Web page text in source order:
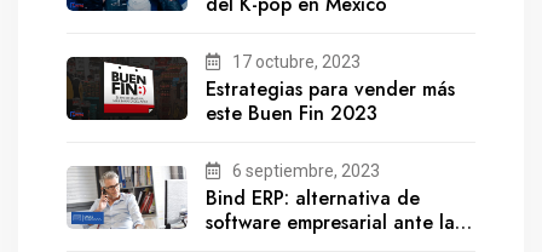
17 octubre, 2023
Estrategias para vender más
este Buen Fin 2023
6 septiembre, 2023
Bind ERP: alternativa de
software empresarial ante la